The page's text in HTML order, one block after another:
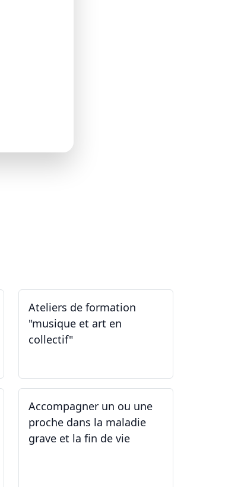
Ateliers de formation
"musique et art en
collectif"
Accompagner un ou une
proche dans la maladie
grave et la fin de vie